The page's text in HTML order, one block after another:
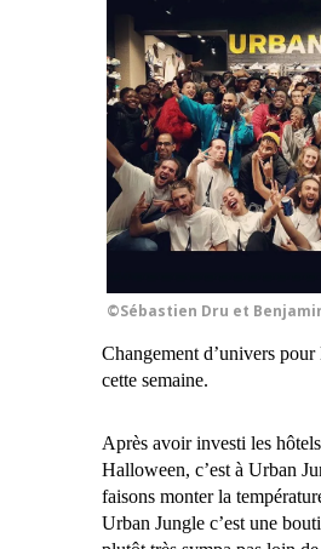
©Sébastien Dru et
Changement d’univers
cette semaine.
Après avoir investi les
Halloween, c’est à Urban
faisons monter la
Urban Jungle c’est une